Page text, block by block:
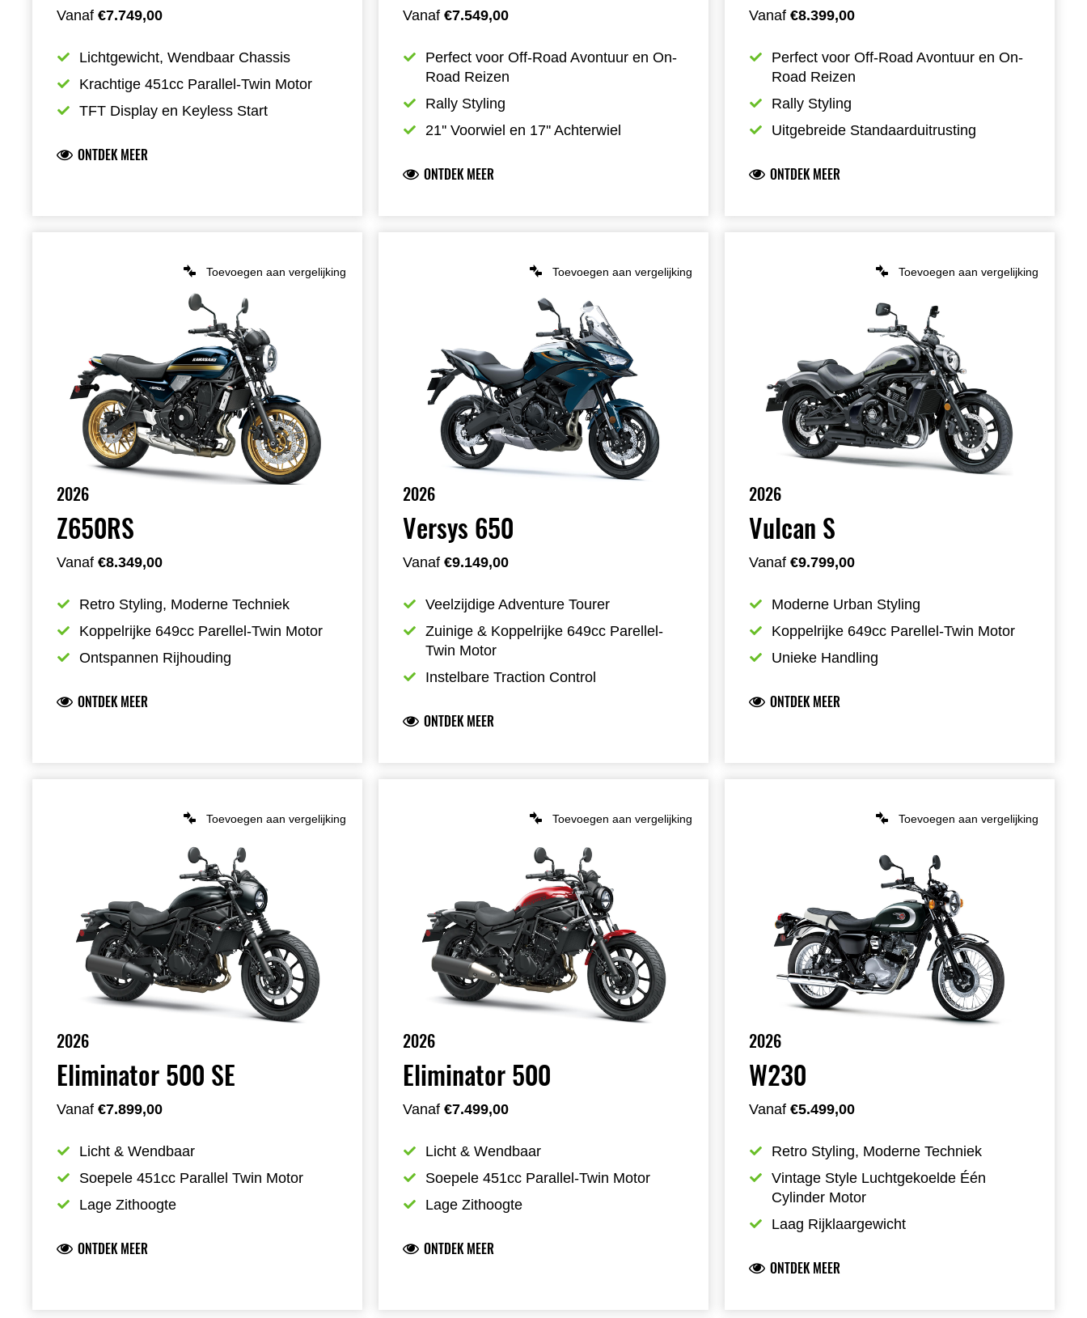
Vanaf €7.749,00
Lichtgewicht, Wendbaar Chassis
Krachtige 451cc Parallel-Twin Motor
TFT Display en Keyless Start
ONTDEK MEER
Vanaf €7.549,00
Perfect voor Off-Road Avontuur en On-
Road Reizen
Rally Styling
21'' Voorwiel en 17'' Achterwiel
ONTDEK MEER
Vanaf €8.399,00
Perfect voor Off-Road Avontuur en On-
Road Reizen
Rally Styling
Uitgebreide Standaarduitrusting
ONTDEK MEER
Toevoegen aan vergelijking
2026
Z650RS
Vanaf €8.349,00
Retro Styling, Moderne Techniek
Koppelrijke 649cc Parellel-Twin Motor
Ontspannen Rijhouding
ONTDEK MEER
Toevoegen aan vergelijking
2026
Versys 650
Vanaf €9.149,00
Veelzijdige Adventure Tourer
Zuinige & Koppelrijke 649cc Parellel-
Twin Motor
Instelbare Traction Control
ONTDEK MEER
Toevoegen aan vergelijking
2026
Vulcan S
Vanaf €9.799,00
Moderne Urban Styling
Koppelrijke 649cc Parellel-Twin Motor
Unieke Handling
ONTDEK MEER
Toevoegen aan vergelijking
2026
Eliminator 500 SE
Vanaf €7.899,00
Licht & Wendbaar
Soepele 451cc Parallel Twin Motor
Lage Zithoogte
ONTDEK MEER
Toevoegen aan vergelijking
2026
Eliminator 500
Vanaf €7.499,00
Licht & Wendbaar
Soepele 451cc Parallel-Twin Motor
Lage Zithoogte
ONTDEK MEER
Toevoegen aan vergelijking
2026
W230
Vanaf €5.499,00
Retro Styling, Moderne Techniek
Vintage Style Luchtgekoelde Één
Cylinder Motor
Laag Rijklaargewicht
ONTDEK MEER